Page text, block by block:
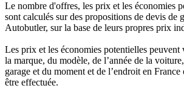
Le nombre d'offres, les prix et les économies
sont calculés sur des propositions de devis de
Autobutler, sur la base de leurs propres prix
Les prix et les économies potentielles
la marque, du modèle, de l’année de la
garage et du moment et de l’endroit en
être effectuée.